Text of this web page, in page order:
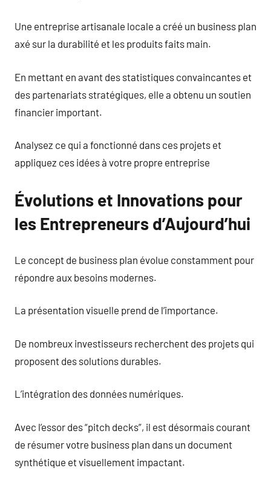
Une entreprise artisanale locale a créé un business plan
axé sur la durabilité et les produits faits main.
En mettant en avant des statistiques convaincantes et
des partenariats stratégiques, elle a obtenu un soutien
financier important.
Analysez ce qui a fonctionné dans ces projets et
appliquez ces idées à votre propre entreprise
Évolutions et Innovations pour
les Entrepreneurs d’Aujourd’hui
Le concept de business plan évolue constamment pour
répondre aux besoins modernes.
La présentation visuelle prend de l’importance.
De nombreux investisseurs recherchent des projets qui
proposent des solutions durables.
L’intégration des données numériques.
Avec l’essor des “pitch decks”, il est désormais courant
de résumer votre business plan dans un document
synthétique et visuellement impactant.